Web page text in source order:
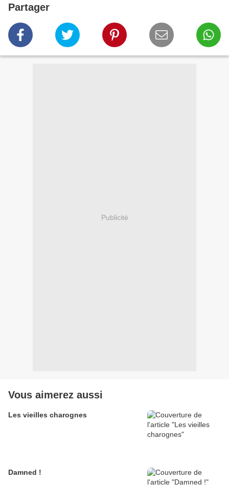
Partager
Publicité
Vous aimerez aussi
Les vieilles charognes
Damned !